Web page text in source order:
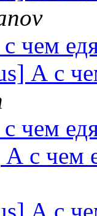
чем
А с
чем
с чем